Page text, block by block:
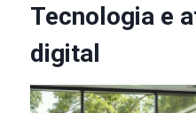
Tecnologia e
digital